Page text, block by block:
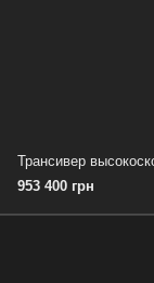
953 400 грн